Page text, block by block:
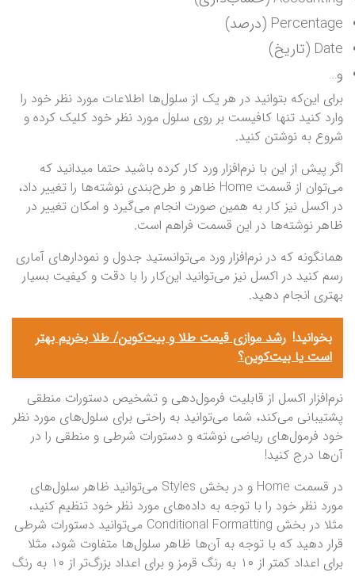
Percentage (درصد)
Date (تاریخ)
و…
برای این‌که بتوانید در هر یک از سلول‌ها اطلاعات مورد نظر خود را
وارد کنید تنها کافیست بر روی سلول مورد نظر خود کلیک کرده و
شروع به نوشتن کنید.
اگر پیش از این با نرم‌افزار ورد کار کرده باشید حتما میدانید که
می‌توان از قسمت Home ظاهر و طرح‌بندی نوشته‌ها را تغییر داد،
در اکسل نیز کار به همین صورت انجام می‌گیرد و امکان تغییر در
ظاهر نوشته‌ها در این قسمت فراهم است.
همانگونه که در نرم‌افزار ورد می‌توانستید جدول و نمودار‌های آماری
رسم کنید در اکسل نیز می‌توانید این‌کار را با دقت و کیفیت بسیار
بهتری انجام دهید.
بخوانید! رشد موازی قیمت طلا و بیت‌کوین/ طلا بخریم بهتر
است یا بیت‌کوین؟
نرم‌افزار اکسل از قابلیت فرمول‌دهی و تشخیص دستورات منطقی
پشتیبانی می‌کند، شما می‌توانید به راحتی برای سلول‌های مورد نظر
خود فرمول‌های ریاضی نوشته و دستورات شرطی و منطقی را در
آن‌ها درج کنید!
در قسمت Home و در بخش Styles می‌توانید ظاهر سلول‌های
مورد نظر خود را با توجه به داده‌های مورد نظر خود تنظیم کنید،
مثلا در بخش Conditional Formatting می‌توانید دستورات شرطی
قرار دهید که با توجه به آ‌ن‌ها ظاهر سلول‌ها متفاوت شود، مثلا
برای اعداد کمتر از ۱۰ به رنگ قرمز و برای اعداد بزرگ‌تر از ۱۰ به رنگ